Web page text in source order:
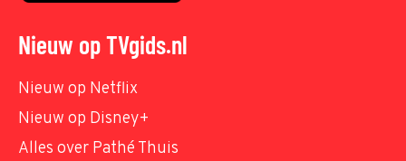
Nieuw op TVgids.nl
Nieuw op Netflix
Nieuw op Disney+
Alles over Pathé Thuis